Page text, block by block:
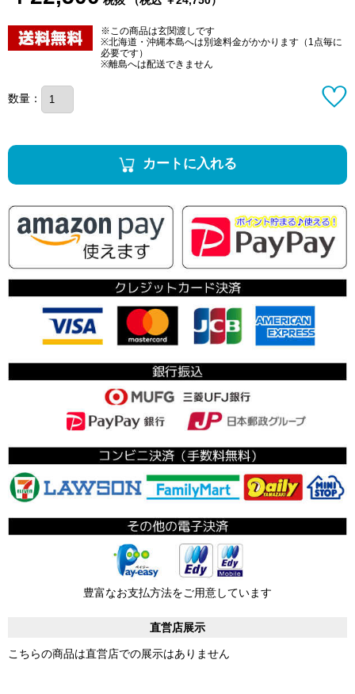
※この商品は玄関渡しです
※北海道・沖縄本島へは別途料金がかかります（1点毎に
必要です）
※離島へは配送できません
数量：
カートに入れる
豊富なお支払方法をご用意しています
直営店展示
こちらの商品は直営店での展示はありません